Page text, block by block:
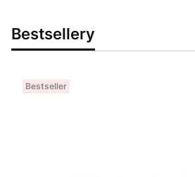
Bestsellery
Bestseller